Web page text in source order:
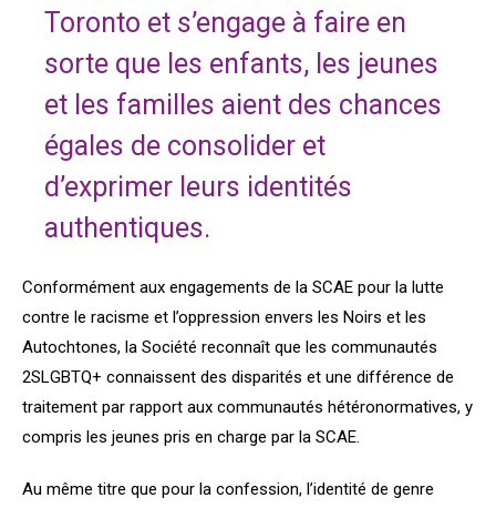
Toronto et s’engage à faire en
sorte que les enfants, les jeunes
et les familles aient des chances
égales de consolider et
d’exprimer leurs identités
authentiques.
Conformément aux engagements de la SCAE pour la lutte
contre le racisme et l’oppression envers les Noirs et les
Autochtones, la Société reconnaît que les communautés
2SLGBTQ+ connaissent des disparités et une différence de
traitement par rapport aux communautés hétéronormatives, y
compris les jeunes pris en charge par la SCAE.
Au même titre que pour la confession, l’identité de genre